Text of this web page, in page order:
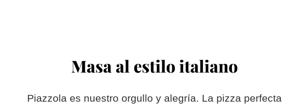
Masa al estilo italiano
Piazzola es nuestro orgullo y alegría. La pizza perfecta